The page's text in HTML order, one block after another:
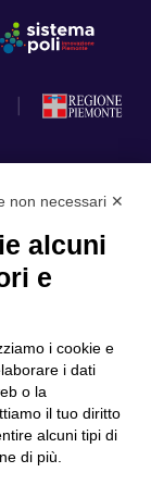
e bandi
non necessari ✕
alcuni
e
i cookie e
i dati
o la
il tuo diritto
alcuni tipi di
di più.